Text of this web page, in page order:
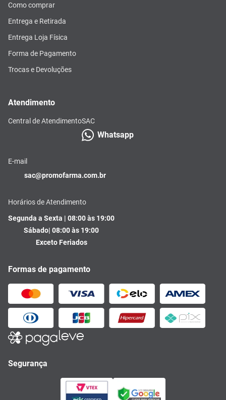
Como comprar
Entrega e Retirada
Entrega Loja Física
Forma de Pagamento
Trocas e Devoluções
Atendimento
Central de AtendimentoSAC
Whatsapp
E-mail
sac@promofarma.com.br
Horários de Atendimento
Segunda a Sexta | 08:00 às 19:00
Sábado| 08:00 às 19:00
Exceto Feriados
Formas de pagamento
Segurança